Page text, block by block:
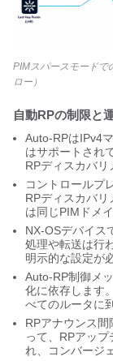
PIMスパースモードで
ロー）
自動RPの制限と
Auto-RPはIPv4
はサポートされ
RPディスカバリ
コントロールプ
RPディスカバ
は同じPIMドメ
NX-OSデバイス
処理や転送は行
明示的な設定が
Auto-RP制御メ
化に依存します
べてのルータに
RPアナウンス
って、RPアッ
れ、コンバージ